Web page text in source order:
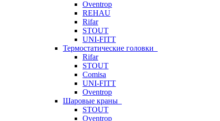
Oventrop
REHAU
Rifar
STOUT
UNI-FITT
Термостатические головки
Rifar
STOUT
Comisa
UNI-FITT
Oventrop
Шаровые краны
STOUT
Oventrop